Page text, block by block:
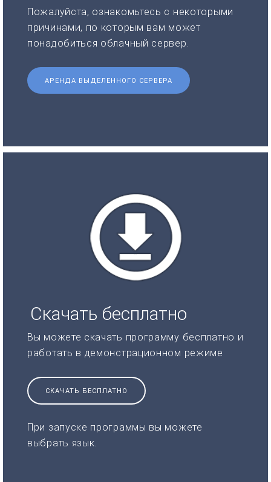
Пожалуйста, ознакомьтесь с некоторыми
причинами, по которым вам может
понадобиться облачный сервер.
АРЕНДА ВЫДЕЛЕННОГО СЕРВЕРА
Скачать бесплатно
Вы можете скачать программу бесплатно и
работать в демонстрационном режиме
СКАЧАТЬ БЕСПЛАТНО
При запуске программы вы можете
выбрать язык.